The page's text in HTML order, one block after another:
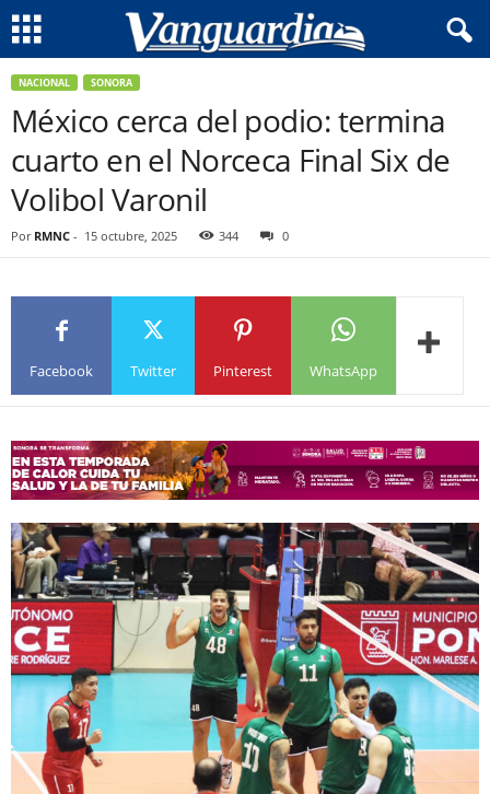
NACIONAL SONORA
México cerca del podio: termina
cuarto en el Norceca Final Six de
Volibol Varonil
Por RMNC - 15 octubre, 2025 344 0
Facebook Twitter Pinterest WhatsApp